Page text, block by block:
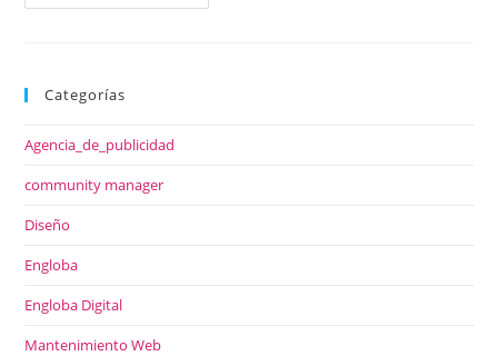
Categorías
Agencia_de_publicidad
community manager
Diseño
Engloba
Engloba Digital
Mantenimiento Web